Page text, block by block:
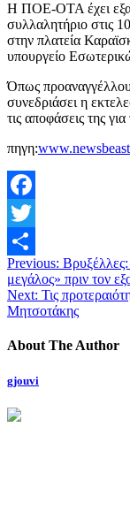
Η ΠΟΕ-ΟΤΑ έχει
συλλαλητήριο στις
στην πλατεία
υπουργείο
Όπως
συνεδριάσει η
τις αποφάσεις της
πηγη:
Facebook
Twitter
Μοιραστείτε
Previous:
μεγάλος» πριν τον
Next: Τις
Μητσοτάκης
About The Author
gjouvi